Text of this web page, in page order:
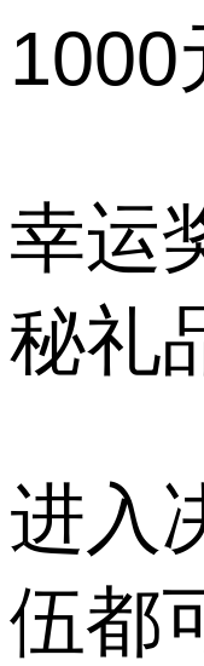
1000
幸运
秘礼
进入
伍都